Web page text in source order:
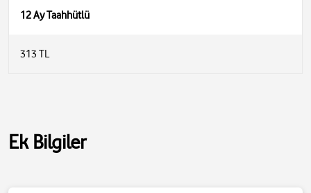
12 Ay Taahhütlü
313 TL
Ek Bilgiler